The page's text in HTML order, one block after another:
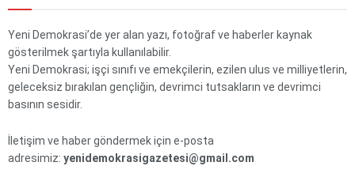
Yeni Demokrasi’de yer alan yazı, fotoğraf ve haberler kaynak
gösterilmek şartıyla kullanılabilir.
Yeni Demokrasi; işçi sınıfı ve emekçilerin, ezilen ulus ve milliyetlerin,
geleceksiz bırakılan gençliğin, devrimci tutsakların ve devrimci
basının sesidir.
İletişim ve haber göndermek için e-posta
adresimiz: yenidemokrasigazetesi@gmail.com